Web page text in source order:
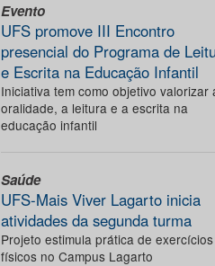
Evento
UFS promove III Encontro
presencial do Programa de
e Escrita na Educação Infantil
Iniciativa tem como objetivo valorizar
oralidade, a leitura e a escrita na
educação infantil
Saúde
UFS-Mais Viver Lagarto inicia
atividades da segunda turma
Projeto estimula prática de exercícios
físicos no Campus Lagarto